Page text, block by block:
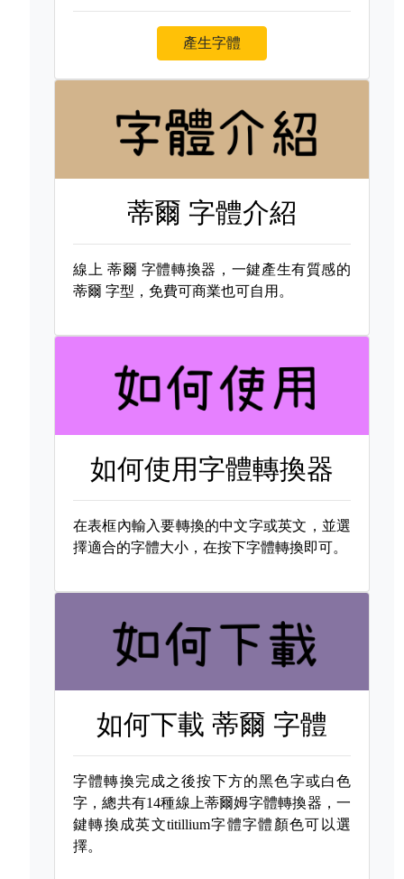
產生字體
蒂爾 字體介紹
線上 蒂爾 字體轉換器，一鍵產生有質感的
蒂爾 字型，免費可商業也可自用。
如何使用字體轉換器
在表框內輸入要轉換的中文字或英文，並選
擇適合的字體大小，在按下字體轉換即可。
如何下載蒂爾 字體
字體轉換完成之後按下方的黑色字或白色
字，總共有14種線上蒂爾姆字體轉換器，一
鍵轉換成英文titillium字體字體顏色可以選
擇。